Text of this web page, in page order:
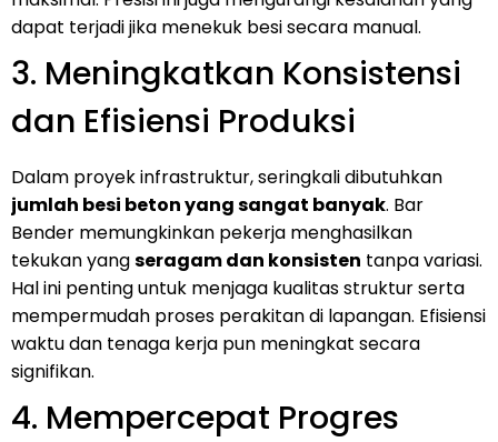
dapat terjadi jika menekuk besi secara manual.
3. Meningkatkan Konsistensi
dan Efisiensi Produksi
Dalam proyek infrastruktur, seringkali dibutuhkan
jumlah besi beton yang sangat banyak. Bar
Bender memungkinkan pekerja menghasilkan
tekukan yangseragam dan konsisten tanpa variasi.
Hal ini penting untuk menjaga kualitas struktur serta
mempermudah proses perakitan di lapangan. Efisiensi
waktu dan tenaga kerja pun meningkat secara
signifikan.
4. Mempercepat Progres